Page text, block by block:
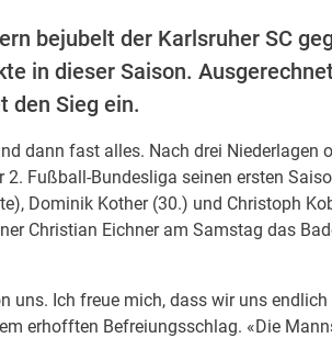
bejubelt der Karlsruher SC
in dieser Saison.
den Sieg ein.
dann fast alles. Nach drei Niederlagen
2. Fußball-Bundesliga seinen ersten
Dominik Kother (30.) und Christoph
Christian Eichner am Samstag das
uns. Ich freue mich, dass wir uns
erhofften Befreiungsschlag. «Die